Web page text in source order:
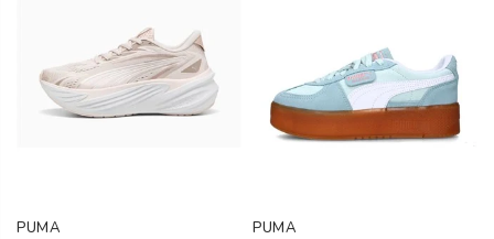
PUMA PUMA